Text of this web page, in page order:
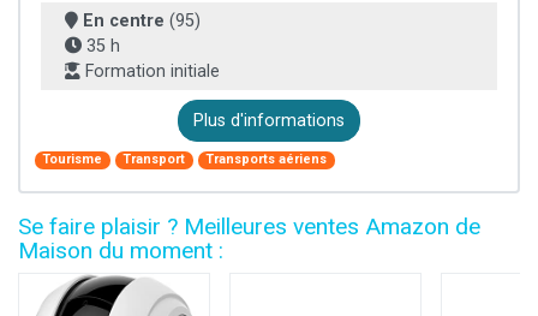
En centre (95)
35 h
Formation initiale
Plus d'informations
Tourisme Transport Transports aériens
Se faire plaisir ? Meilleures ventes Amazon de
Maison du moment :